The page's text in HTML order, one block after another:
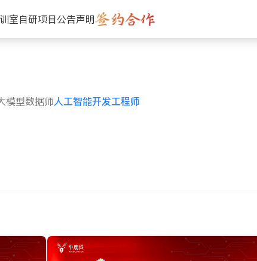
室自研项目公告声明
模型数据师人工智能开发工程师